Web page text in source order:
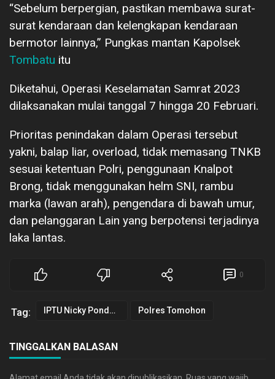
“Sebelum berpergian, pastikan membawa surat-
surat kendaraan dan kelengkapan kendaraan
bermotor lainnya,” Pungkas mantan Kapolsek
Tombatu itu
Diketahui, Operasi Keselamatan Samrat 2023
dilaksanakan mulai tanggal 7 hingga 20 Februari.
Prioritas penindakan dalam Operasi tersebut
yakni, balap liar, overload, tidak memasang TNKB
sesuai ketentuan Polri, penggunaan Knalpot
Brong, tidak menggunakan helm SNI, rambu
marka (lawan arah), pengendara di bawah umur,
dan pelanggaran Lain yang berpotensi terjadinya
laka lantas.
0
Tag: IPTU Nicky Pondalos Polres Tomohon
TINGGALKAN BALASAN